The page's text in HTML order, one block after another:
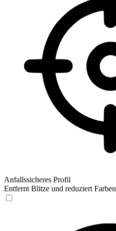
Anfallssicheres Profil
Entfernt Blitze und reduziert Farben